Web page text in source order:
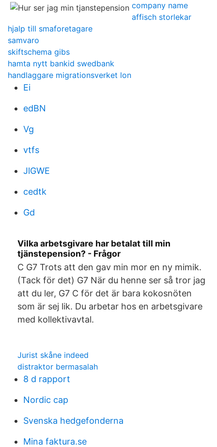
company name
affisch storlekar
hjalp till smaforetagare
samvaro
skiftschema gibs
hamta nytt bankid swedbank
handlaggare migrationsverket lon
Ei
edBN
Vg
vtfs
JlGWE
cedtk
Gd
Vilka arbetsgivare har betalat till min
tjänstepension? - Frågor
C G7 Trots att den gav min mor en ny mimik.
(Tack för det) G7 När du henne ser så tror jag
att du ler, G7 C för det är bara kokosnöten
som är sej lik. Du arbetar hos en arbetsgivare
med kollektivavtal.
Jurist skåne indeed
distraktor bermasalah
8 d rapport
Nordic cap
Svenska hedgefonderna
Mina faktura.se